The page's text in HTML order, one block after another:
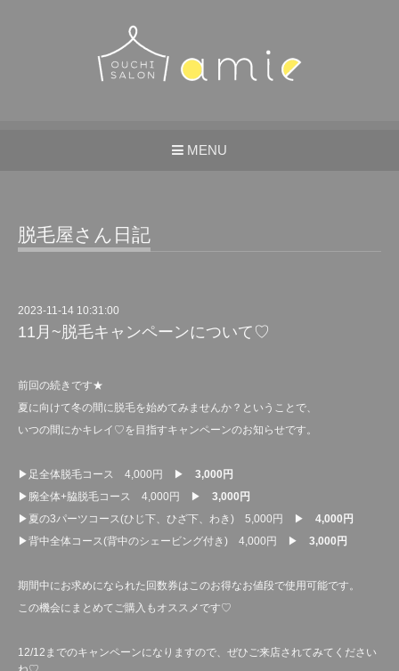
MENU
脱毛屋さん日記
2023-11-14 10:31:00
11月~脱毛キャンペーンについて♡
前回の続きです★
夏に向けて冬の間に脱毛を始めてみませんか？ということで、
いつの間にかキレイ♡を目指すキャンペーンのお知らせです。
▶足全体脱毛コース 4,000円 ▶ 3,000円
▶腕全体+脇脱毛コース 4,000円 ▶ 3,000円
▶夏の3パーツコース(ひじ下、ひざ下、わき) 5,000円 ▶ 4,000円
▶背中全体コース(背中のシェービング付き) 4,000円 ▶ 3,000円
期間中にお求めになられた回数券はこのお得なお値段で使用可能です。
この機会にまとめてご購入もオススメです♡
12/12までのキャンペーンになりますので、ぜひご来店されてみてください